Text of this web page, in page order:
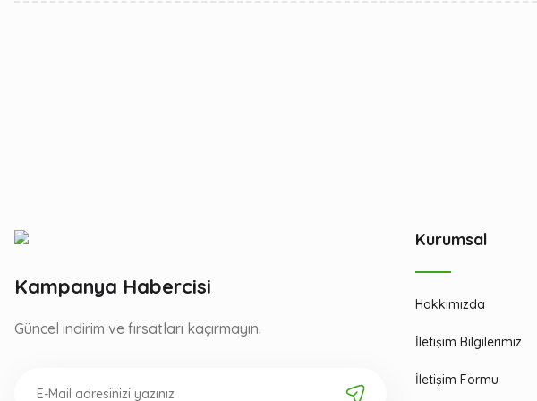
Kampanya Habercisi
Güncel indirim ve fırsatları kaçırmayın.
Kurumsal
Hakkımızda
İletişim Bilgilerimiz
İletişim Formu